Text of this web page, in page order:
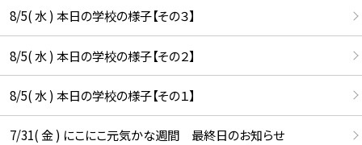
8/5( 水 ) 本日の学校の様子【その３】
8/5( 水 ) 本日の学校の様子【その２】
8/5( 水 ) 本日の学校の様子【その１】
7/31( 金 ) にこにこ元気かな週間 最終日のお知らせ